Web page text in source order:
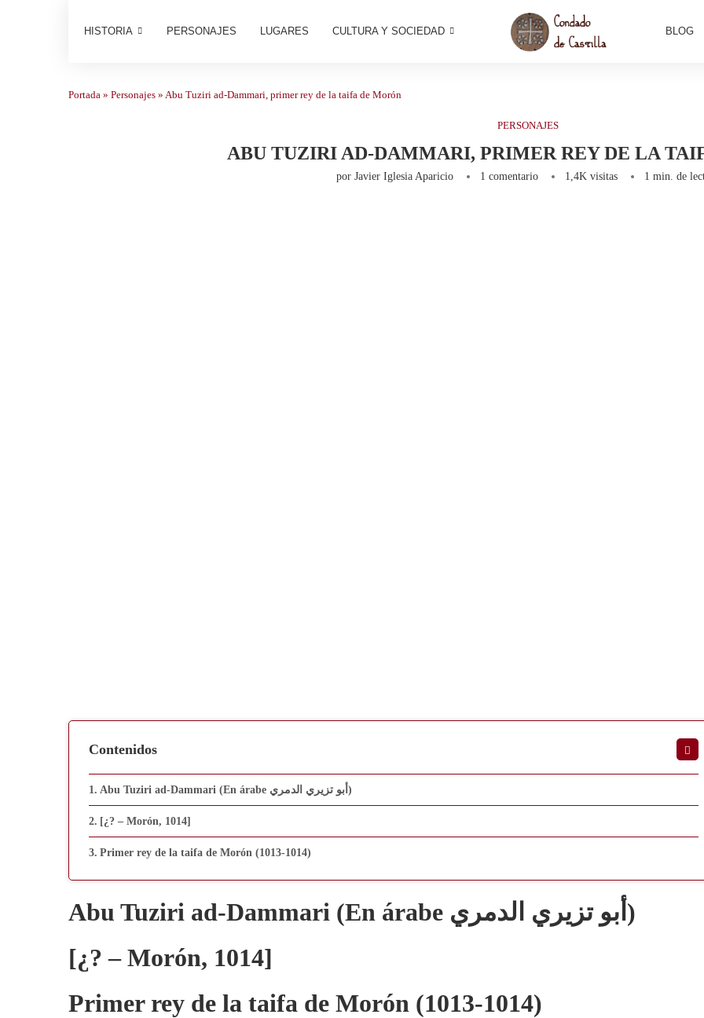
HISTORIA PERSONAJES LUGARES CULTURA Y SOCIEDAD BLOG
Portada » Personajes » Abu Tuziri ad-Dammari, primer rey de la taifa de Morón
PERSONAJES
ABU TUZIRI AD-DAMMARI, PRIMER REY DE LA
por Javier Iglesia Aparicio 1 comentario 1,4K visitas 1 min. de
Contenidos
Abu Tuziri ad-Dammari (En árabe أبو تزيري الدمري)
[¿? – Morón, 1014]
Primer rey de la taifa de Morón (1013-1014)
Abu Tuziri ad-Dammari (En árabe أبو تزيري الدمري)
[¿? – Morón, 1014]
Primer rey de la taifa de Morón (1013-1014)